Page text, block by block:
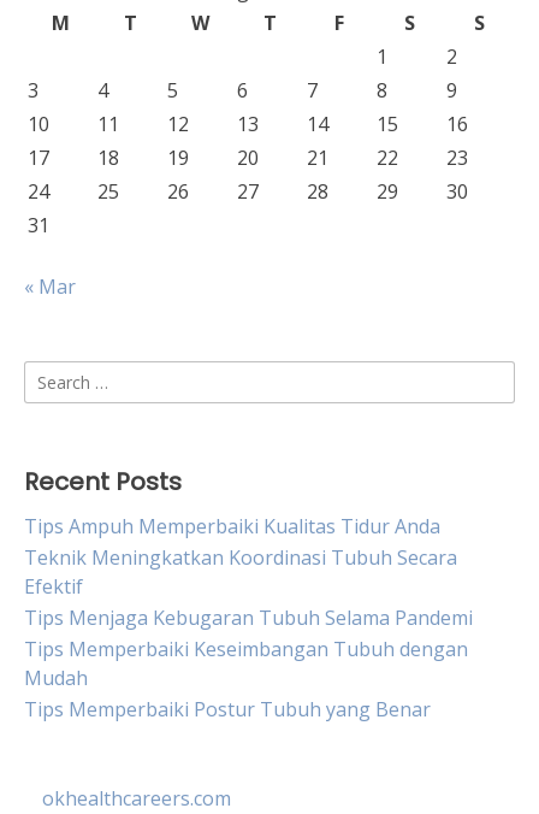
M
T W T F S
S
1
2
3
4 5 6 7 8
9
10
11 12 13 14 15
16
17
18 19 20 21 22
23
24
25 26 27 28 29
30
31
« Mar
Search
for:
Recent Posts
Tips Ampuh Memperbaiki Kualitas Tidur Anda
Teknik Meningkatkan Koordinasi Tubuh Secara
Efektif
Tips Menjaga Kebugaran Tubuh Selama Pandemi
Tips Memperbaiki Keseimbangan Tubuh dengan
Mudah
Tips Memperbaiki Postur Tubuh yang Benar
okhealthcareers.com